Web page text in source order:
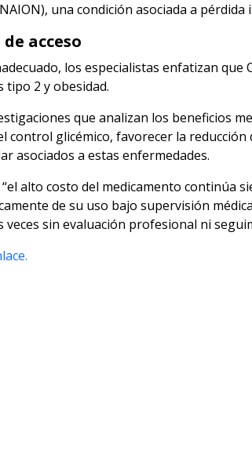
una condición asociada a pérdida
acceso
los especialistas enfatizan
2 y obesidad.
que analizan los beneficios
control glicémico, favorecer la
asociados a estas enfermedades.
alto costo del medicamento continúa
de su uso bajo supervisión
sin evaluación profesional ni